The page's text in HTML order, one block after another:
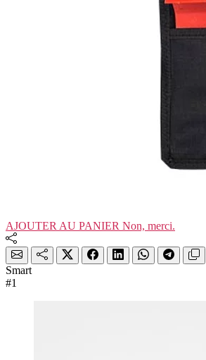
AJOUTER AU PANIER Non, merci.
Smart
#1